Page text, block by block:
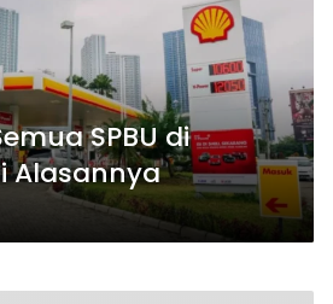
SPBU di
Alasannya